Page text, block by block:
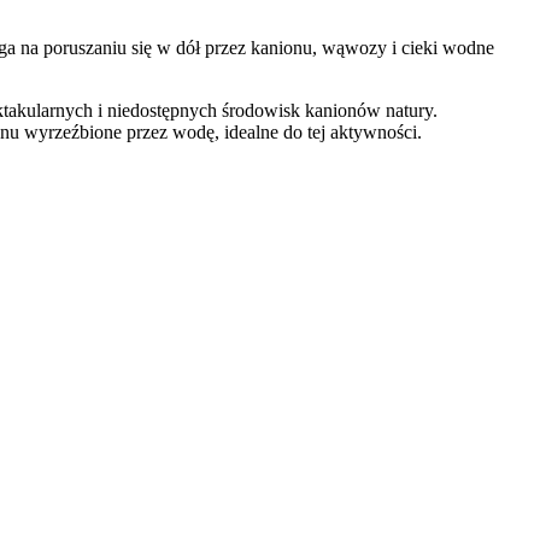
na poruszaniu się w dół przez kanionu, wąwozy i cieki wodne
i niedostępnych środowisk kanionów natury.
wyrzeźbione przez wodę, idealne do tej aktywności.